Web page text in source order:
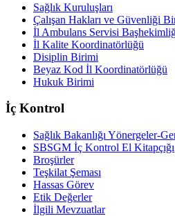
Sağlık Kuruluşları
Çalışan Hakları ve Güvenliği
İl Ambulans Servisi
İl Kalite Koordinatörlüğü
Disiplin Birimi
Beyaz Kod İl Koordinatörlüğü
Hukuk Birimi
İç Kontrol
Sağlık Bakanlığı Yönergeler-
SBSGM İç Kontrol El Kitapçığı
Broşürler
Teşkilat Şeması
Hassas Görev
Etik Değerler
İlgili Mevzuatlar